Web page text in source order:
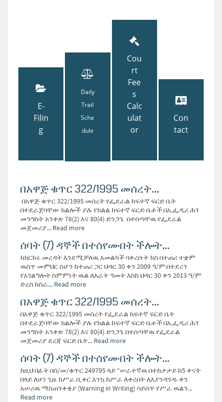
E-
Filin
g
Daily
Trail
Sche
dule
Cou
rt
Fee
s
Calc
ulat
or
Con
tact
በአዋጅ ቁጥር 322/1995 መሰረት...
በአዋጅ ቁጥር 322/1995 መሰረት የፌደራል ከፍተኛ ፍርድ ቤት
በተደራጀባቸው ክልሎች ያሉ የክልል ከፍተኛ ፍርድ ቤቶች በኢፌዲሪ ሕገ
መንግስት አንቀጽ 78(2) እና 80(4) ድንጋጌ በተሰጣቸዉ የፌደራል
መጀመሪያ... Read more
ሰባት (7) ዳኞች በተሰየሙበት ችሎት...
ከክርክሩ መረዳት እንደሚቻለዉ አመልካች ባቀረቡት ክስ በተጠሪ ተቋም
ዉስጥ መምህር ስሆን ከተጠሪ ጋር ህዳር 30 ቀን 2009 ዓ/ም በተደረገ
የአገልግሎት ስምምነት ዉል ለአራት ዓመት እስከ ህዳር 30 ቀን 2013 ዓ/ም
ድረስ ከስራ... Read more
በአዋጅ ቁጥር 322/1995 መሰረት...
በአዋጅ ቁጥር 322/1995 መሰረት የፌደራል ከፍተኛ ፍርድ ቤት
በተደራጀባቸው ክልሎች ያሉ የክልል ከፍተኛ ፍርድ ቤቶች በኢፌዲሪ ሕገ
መንግስት አንቀጽ 78(2) እና 80(4) ድንጋጌ በተሰጣቸዉ የፌደራል
መጀመሪያ ደረጃ ፍርድ ቤት... Read more
ሰባት (7) ዳኞች በተሰየሙበት ችሎት...
ከዚህ በፊት በሰ/መ/ቁጥር 249795 ላይ “ሠራተኛዉ በተከታታይ ከ5 ቀናት
በላይ ለሆነ ጊዜ ከሥራ ቢቀር እንኳ ከሥራ ለቀረበት ለእያንዳንዱ ቀን
አሠሪዉ ማስጠንቀቂያ (Warning in Writing) ሳይሰጥ የሥራ ዉልን...
Read more